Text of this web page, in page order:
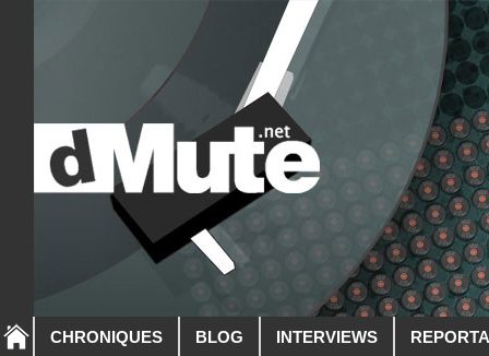
CHRONIQUES BLOG INTERVIEWS